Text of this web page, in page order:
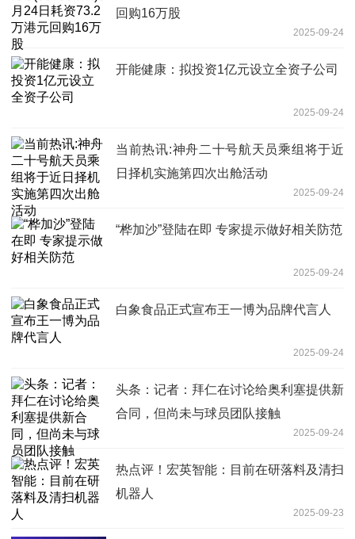
回购16万股
2025-09-24
开能健康：拟投资1亿元设立全资子公司
2025-09-24
当前热讯:神舟二十号航天员乘组将于近
日择机实施第四次出舱活动
2025-09-24
“桦加沙”登陆在即 专家提示做好相关防范
2025-09-24
白象食品正式宣布王一博为品牌代言人
2025-09-24
头条：记者：拜仁在讨论给奥利塞提供新
合同，但尚未与球员团队接触
2025-09-24
热点评！宏英智能：目前在研落料及清扫
机器人
2025-09-23